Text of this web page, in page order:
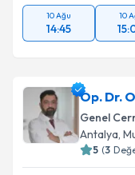
10 Ağu
14:45
10
Op. Dr.
Genel
Antalya,
5 (3